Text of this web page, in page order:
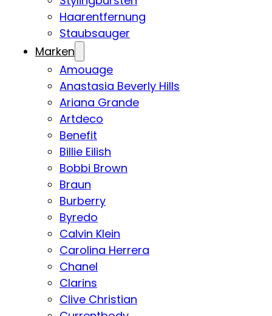
Haarentfernung
Staubsauger
Marken
Amouage
Anastasia Beverly Hills
Ariana Grande
Artdeco
Benefit
Billie Eilish
Bobbi Brown
Braun
Burberry
Byredo
Calvin Klein
Carolina Herrera
Chanel
Clarins
Clive Christian